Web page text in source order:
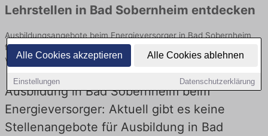
Alle Cookies akzeptieren Alle Cookies ablehnen
Einstellungen Datenschutzerklärung
Lehrstellen in Bad Sobernheim entdecken
Ausbildungsangebote beim Energieversorger in Bad Sobernheim
finden Sie von namhaften Firmen. Entdecken Sie freie Optionen
von Top-Arbeitgebern und bewerben Sie sich noch heute.
Ausbildung in Bad Sobernheim beim
Energieversorger: Aktuell gibt es keine
Stellenangebote für Ausbildung in Bad